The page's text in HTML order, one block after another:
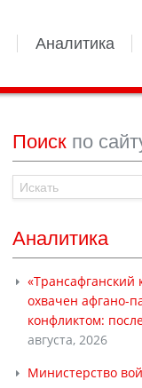
Аналитика
Поиск по
Аналитика
«Трансафганский
охвачен афгано-
конфликтом:
августа, 2026
Министерство